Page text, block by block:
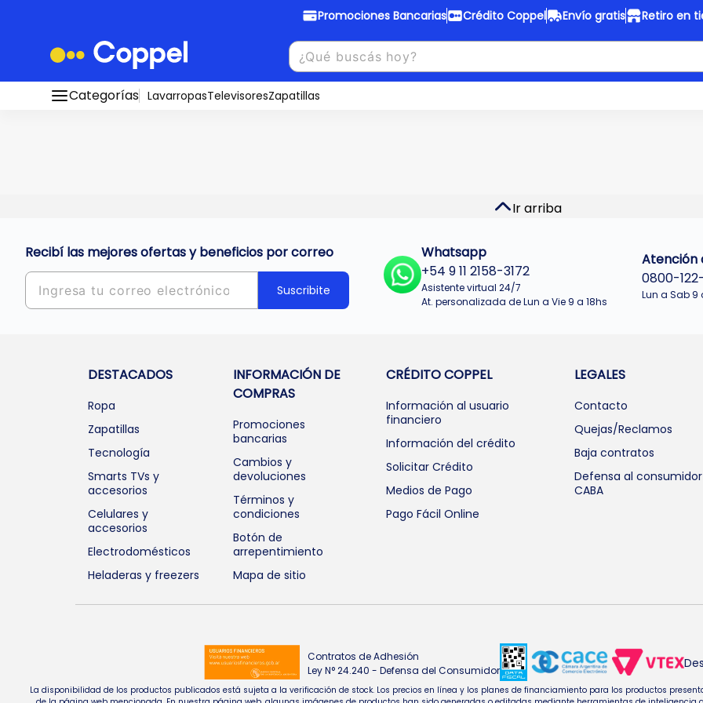
Promociones Bancarias Crédito Coppel Envío gratis Retiro en
Promociones Bancarias
Conocé todos nuestros medios de pago
Crédito Coppel
Hasta
Envío gratis
Categorías LavarropasTelevisoresZapatillas
Ir arriba
Recibí las mejores ofertas y beneficios por correo
Suscribite
Whatsapp
+54 9 11 2158-3172
Asistente virtual 24/7
At. personalizada de Lun a Vie 9 a 18hs
Atención
0800-
Lun a Sab 9
DESTACADOS
Ropa
Zapatillas
Tecnología
Smarts TVs y
accesorios
Celulares y
accesorios
Electrodomésticos
Heladeras y freezers
INFORMACIÓN DE
COMPRAS
Promociones
bancarias
Cambios y
devoluciones
Términos y
condiciones
Botón de
arrepentimiento
Mapa de sitio
CRÉDITO COPPEL
Información al usuario
financiero
Información del crédito
Solicitar Crédito
Medios de Pago
Pago Fácil Online
LEGALES
Contacto
Quejas/Reclamos
Baja contratos
Defensa al consumidor
CABA
Contratos de Adhesión
Ley N° 24.240 - Defensa del Consumidor
La disponibilidad de los productos publicados está sujeta a la verificación de stock. Los precios en línea y los planes de financiamiento para los productos